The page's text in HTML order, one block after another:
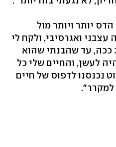
יותר ויותר מול
ואגרסיבי, ולקח לי
ככה, עד שהבנתי שהוא
לעשן, והחיים שלי כל
נכנסנו לדפוס של חיים
למקרר".